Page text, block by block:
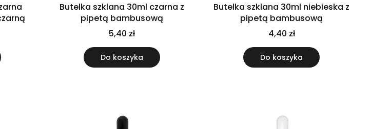
Butelka szklana 30ml czarna z
pipetą bambusową
5,40 zł
Do koszyka
Butelka szklana 30ml niebieska z
pipetą bambusową
4,40 zł
Do koszyka